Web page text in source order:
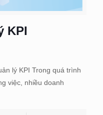
KPI
lý KPI Trong quá trình
việc, nhiều doanh